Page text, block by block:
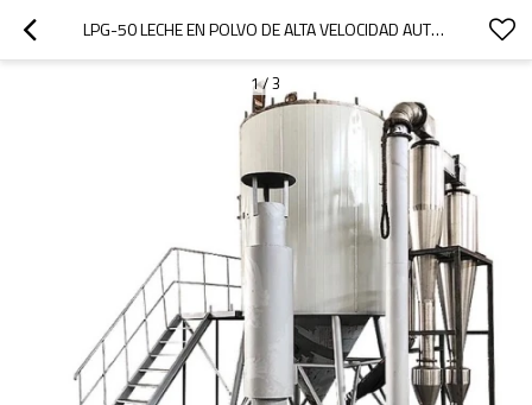
LPG-50 LECHE EN POLVO DE ALTA VELOCIDAD AUTOMÁTICA DEL SECADOR DEL AEROSOL PARA LA VENTA / PRECIO DEL SECADOR DEL AEROSOL
1/3